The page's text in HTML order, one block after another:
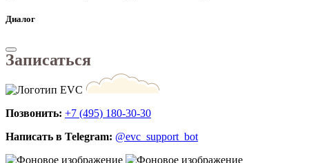
Диалог
Записаться
Позвонить: +7 (495) 180-30-30
Написать в Telegram: @evc_support_bot